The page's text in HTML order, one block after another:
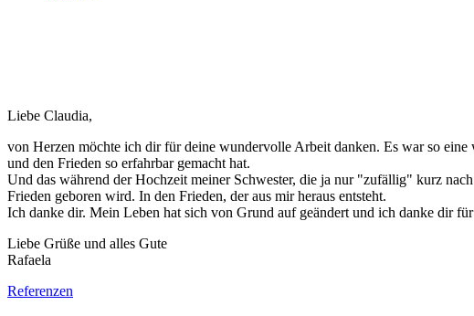
Liebe Claudia,
von Herzen möchte ich dir für deine wundervolle Arbeit danken. Es war so
und den Frieden so erfahrbar gemacht hat.
Und das während der Hochzeit meiner Schwester, die ja nur "zufällig" kurz
Frieden geboren wird. In den Frieden, der aus mir heraus entsteht.
Ich danke dir. Mein Leben hat sich von Grund auf geändert und ich danke dir
Liebe Grüße und alles Gute
Rafaela
Referenzen